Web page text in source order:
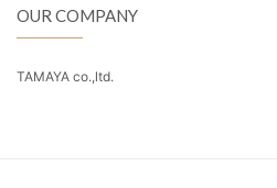
OUR COMPANY
TAMAYA co.,ltd.